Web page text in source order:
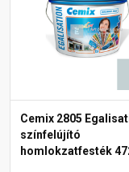
Cemix 2805
színfelújító
homlokzatfesték